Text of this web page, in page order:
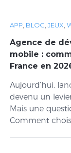
APP BLOG JEUX
Agence de
mobile :
France en
Aujourd’hui,
devenu un
Mais une
Comment